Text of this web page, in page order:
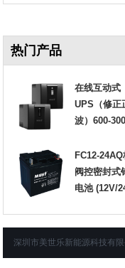
热门产品
在线互动式
UPS（修正
波）600-
FC12-24AQ
阀控密封式
电池 (12V/
深圳市美世乐新能源科技有